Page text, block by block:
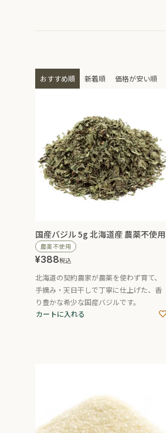
おすすめ順 新着順 価格が安い順
国産バジル 5g 北海道産 農薬不使用
農薬不使用
¥388税込
北海道の契約農家が農薬を使わず育て、
手摘み・天日干しで丁寧に仕上げた、香
り豊かな希少な国産バジルです。
カートに入れる